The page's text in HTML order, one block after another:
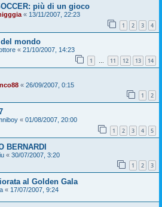
più di un gioco
« 13/11/2007, 22:23
1 2 3 4
mondo
« 21/10/2007, 14:23
1 11 12 13 14
« 26/09/2007, 0:15
1 2
« 01/08/2007, 20:00
1 2 3 4 5
BERNARDI
« 30/07/2007, 3:20
1 2 3
al Golden Gala
« 17/07/2007, 9:24